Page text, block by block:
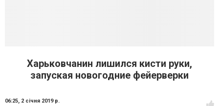
Харьковчанин лишился кисти руки,
запуская новогодние фейерверки
06:25, 2 січня 2019 р.